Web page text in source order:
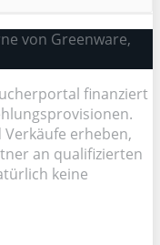
von Greenware,
finanziert
erheben,
an qualifizierten
keine